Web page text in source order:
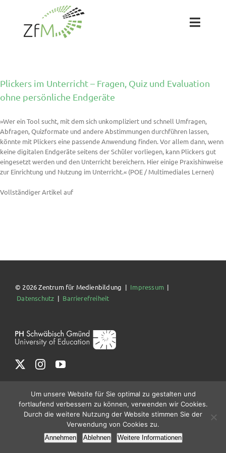
springen
Toggle
Team
Projekte
Labs
Plickers im Unterricht – Fragen, Quiz und Evaluation
ohne persönliche Endgeräte
»Wer ein Tool sucht, mit dem sich unkompliziert und schnell Umfragen,
Abfragen, Quizformate und andere Abstimmungen durchführen lassen,
könnte mit Plickers eine passende Anwendung finden. Vor allem dann, wenn
keine digitalen Endgeräte seitens der Schüler vorliegen, kann Plickers gut
eingesetzt werden und den Unterricht bereichern. Hier einige Praxishinweise
zur Einrichtung und Nutzung im Unterricht.« (POE / Multimediales Lernen)
Vollständiger Artikel auf
© 2026 Zentrum für Medienbildung | Impressum|
Datenschutz | Barrierefreiheit
Um unsere Website für Sie optimal zu gestalten und
fortlaufend verbessern zu können, verwenden wir Cookies.
Durch die weitere Nutzung der Website stimmen Sie der
Verwendung von Cookies zu.
Annehmen Ablehnen Weitere Informationen